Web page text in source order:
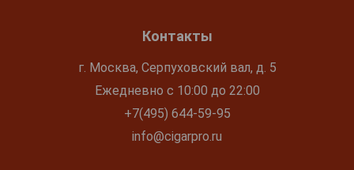
Контакты
г. Москва, Серпуховский вал, д. 5
Ежедневно с 10:00 до 22:00
+7(495) 644-59-95
info@cigarpro.ru